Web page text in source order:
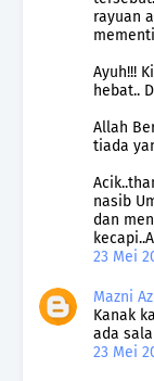
rayuan
Ayuh!!!
hebat..
Allah
tiada
nasib
dan
23 Mei
Mazni
Kanak
ada
23 Mei